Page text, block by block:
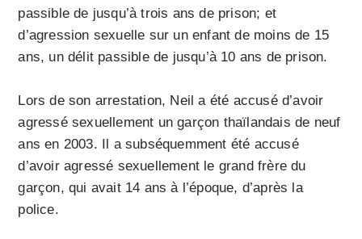
passible de jusqu’à trois ans de prison; et
d’agression sexuelle sur un enfant de moins de 15
ans, un délit passible de jusqu’à 10 ans de prison.
Lors de son arrestation, Neil a été accusé d’avoir
agressé sexuellement un garçon thaïlandais de neuf
ans en 2003. Il a subséquemment été accusé
d’avoir agressé sexuellement le grand frère du
garçon, qui avait 14 ans à l’époque, d’après la
police.